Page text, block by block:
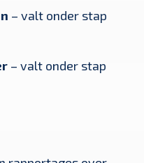
– valt onder stap
– valt onder stap